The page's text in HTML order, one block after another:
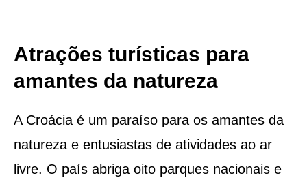
Atrações turísticas para
amantes da natureza
A Croácia é um paraíso para os amantes da
natureza e entusiastas de atividades ao ar
livre. O país abriga oito parques nacionais e